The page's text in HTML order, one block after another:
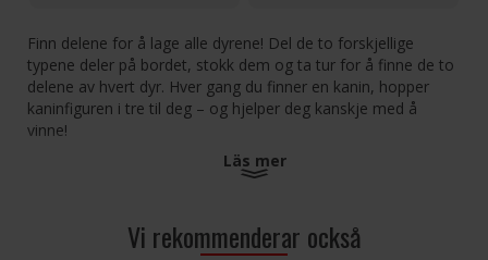
Finn delene for å lage alle dyrene! Del de to forskjellige
typene deler på bordet, stokk dem og ta tur for å finne de to
delene av hvert dyr. Hver gang du finner en kanin, hopper
kaninfiguren i tre til deg – og hjelper deg kanskje med å
vinne!
Et hukommelsesspill som også fremmer
Tilpass spillet til spillernes evner!
Läs mer
Vi rekommenderar också